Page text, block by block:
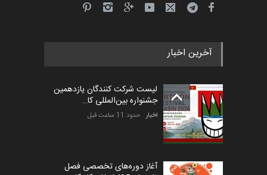
آخرین اخبار
لیست شرکت کنندگان یازدهمین
جشنواره بین‌المللی کا…
اخبار حدود 11 ساعت قبل
آغاز دوره‌های تخصصی فصل